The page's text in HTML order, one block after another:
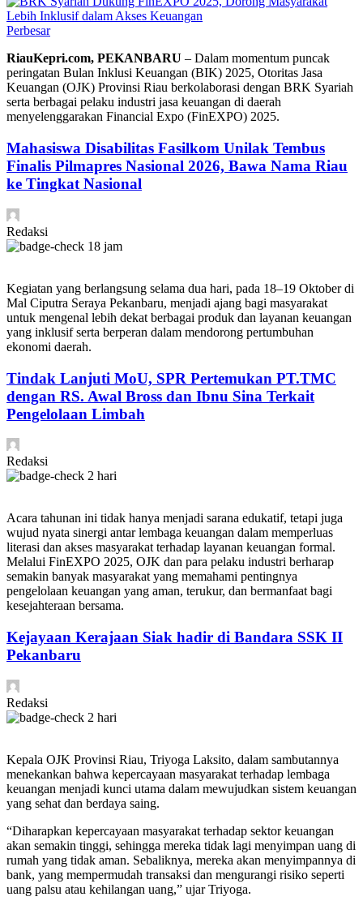
Perbesar
RiauKepri.com, PEKANBARU – Dalam momentum puncak
peringatan Bulan Inklusi Keuangan (BIK) 2025, Otoritas Jasa
Keuangan (OJK) Provinsi Riau berkolaborasi dengan BRK Syariah
serta berbagai pelaku industri jasa keuangan di daerah
menyelenggarakan Financial Expo (FinEXPO) 2025.
Mahasiswa Disabilitas Fasilkom Unilak Tembus
Finalis Pilmapres Nasional 2026, Bawa Nama Riau
ke Tingkat Nasional
Redaksi
18 jam
Kegiatan yang berlangsung selama dua hari, pada 18–19 Oktober di
Mal Ciputra Seraya Pekanbaru, menjadi ajang bagi masyarakat
untuk mengenal lebih dekat berbagai produk dan layanan keuangan
yang inklusif serta berperan dalam mendorong pertumbuhan
ekonomi daerah.
Tindak Lanjuti MoU, SPR Pertemukan PT.TMC
dengan RS. Awal Bross dan Ibnu Sina Terkait
Pengelolaan Limbah
Redaksi
2 hari
Acara tahunan ini tidak hanya menjadi sarana edukatif, tetapi juga
wujud nyata sinergi antar lembaga keuangan dalam memperluas
literasi dan akses masyarakat terhadap layanan keuangan formal.
Melalui FinEXPO 2025, OJK dan para pelaku industri berharap
semakin banyak masyarakat yang memahami pentingnya
pengelolaan keuangan yang aman, terukur, dan bermanfaat bagi
kesejahteraan bersama.
Kejayaan Kerajaan Siak hadir di Bandara SSK II
Pekanbaru
Redaksi
2 hari
Kepala OJK Provinsi Riau, Triyoga Laksito, dalam sambutannya
menekankan bahwa kepercayaan masyarakat terhadap lembaga
keuangan menjadi kunci utama dalam mewujudkan sistem keuangan
yang sehat dan berdaya saing.
“Diharapkan kepercayaan masyarakat terhadap sektor keuangan
akan semakin tinggi, sehingga mereka tidak lagi menyimpan uang di
rumah yang tidak aman. Sebaliknya, mereka akan menyimpannya di
bank, yang mempermudah transaksi dan mengurangi risiko seperti
uang palsu atau kehilangan uang,” ujar Triyoga.